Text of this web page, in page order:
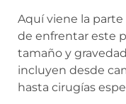
Aquí viene la parte
de enfrentar este
tamaño y
incluyen desde
hasta cirugías